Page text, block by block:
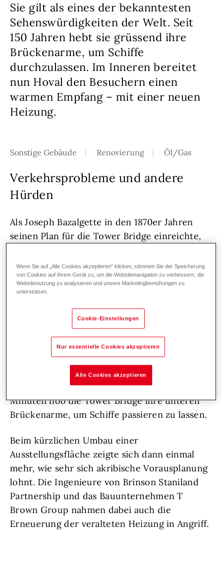
Sie gilt als eines der bekanntesten
Sehenswürdigkeiten der Welt. Seit
150 Jahren hebt sie grüssend ihre
Brückenarme, um Schiffe
durchzulassen. Im Inneren bereitet
nun Hoval den Besuchern einen
warmen Empfang – mit einer neuen
Heizung.
Sonstige Gebäude Renovierung Öl/Gas
Verkehrsprobleme und andere
Hürden
Als Joseph Bazalgette in den 1870er Jahren
seinen Plan für die Tower Bridge einreichte,
Genehmigung Jahre benötigen würde. Die
städtischen Verkehrsprobleme, die das neue
Bauwerk lösen sollte, waren schliesslich
enorm. Es galt, eine neue Strasse über die
Themse zu führen, ohne den Schiffsverkehr
Dann endlich, 1894, bei der offiziellen
Eröffnung, staunte die ganze Welt über die
technische Meisterleistung. In nur zwei
Minuten hob die Tower Bridge ihre unteren
Brückenarme, um Schiffe passieren zu lassen.
Beim kürzlichen Umbau einer
Ausstellungsfläche zeigte sich dann einmal
mehr, wie sehr sich akribische Vorausplanung
lohnt. Die Ingenieure von Brinson Staniland
Partnership und das Bauunternehmen T
Brown Group nahmen dabei auch die
Erneuerung der veralteten Heizung in Angriff.
Wenn Sie auf „Alle Cookies akzeptieren“ klicken, stimmen Sie der Speicherung
von Cookies auf Ihrem Gerät zu, um die Websitenavigation zu verbessern, die
Websitenutzung zu analysieren und unsere Marketingbemühungen zu
unterstützen.
Cookie-Einstellungen
Nur essentielle Cookies akzeptieren
Alle Cookies akzeptieren